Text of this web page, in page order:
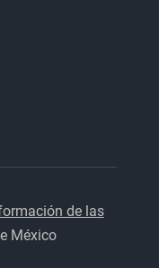
de las
México